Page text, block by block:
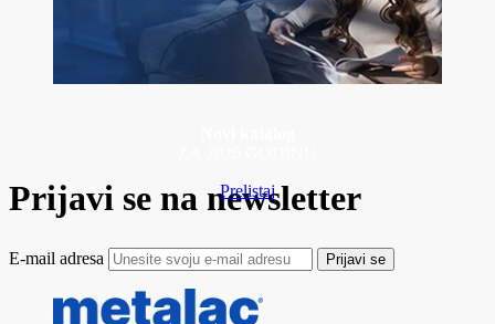
Prelistaj
Prijavi se na newsletter
E-mail adresa Prijavi se